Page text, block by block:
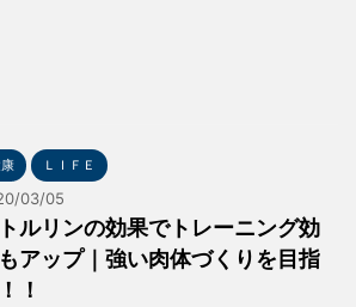
ＬＩＦＥ
03/05
ルリンの効果でトレーニング効
アップ｜強い肉体づくりを目指
！